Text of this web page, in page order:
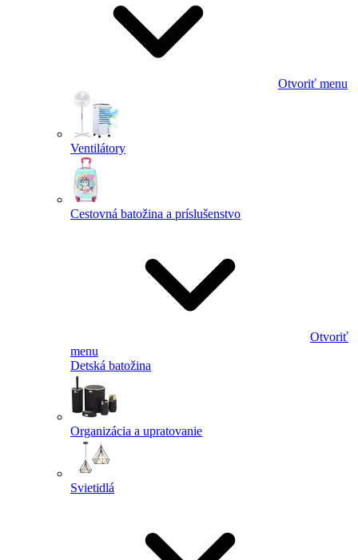
Otvoriť menu
Ventilátory
Cestovná batožina a príslušenstvo
Otvoriť
menu
Detská batožina
Organizácia a upratovanie
Svietidlá